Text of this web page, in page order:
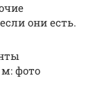
они есть.
м: фото